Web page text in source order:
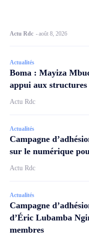
Actu Rdc -août 8, 2026
Actualités
Boma : Mayiza
appui aux
Actu Rdc
Actualités
Campagne
sur le numérique
Actu Rdc
Actualités
Campagne
d’Éric Lubamba
membres